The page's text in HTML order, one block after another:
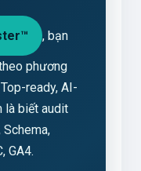
, bạn
phương
ready, AI-
là biết audit
Schema,
GA4.